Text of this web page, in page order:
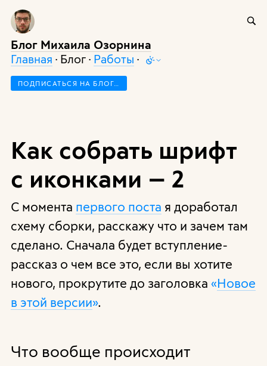
Блог Михаила Озорнина
Главная · Блог · Работы ·
ПОДПИСАТЬСЯ НА БЛОГ…
Как собрать шрифт
с иконками — 2
С момента первого поста я доработал
схему сборки, расскажу что и зачем там
сделано. Сначала будет вступление-
рассказ о чем все это, если вы хотите
нового, прокрутите до заголовка «Новое
в этой версии».
Что вообще происходит